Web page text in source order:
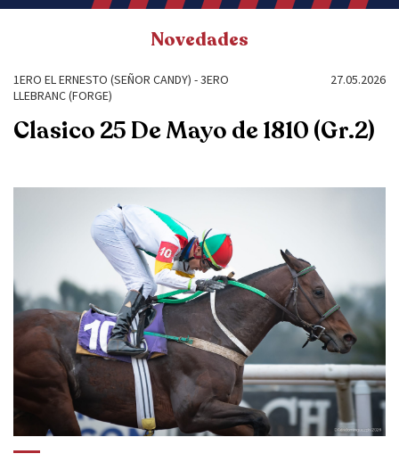
Novedades
1ERO EL ERNESTO (SEÑOR CANDY) - 3ERO
LLEBRANC (FORGE)
27.05.2026
Clasico 25 De Mayo de 1810 (Gr.2)